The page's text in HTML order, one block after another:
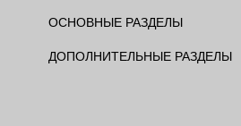
ОСНОВНЫЕ РАЗДЕЛЫ
ДОПОЛНИТЕЛЬНЫЕ РАЗДЕЛЫ